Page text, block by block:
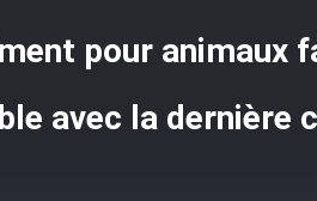
pour animaux
avec la dernière